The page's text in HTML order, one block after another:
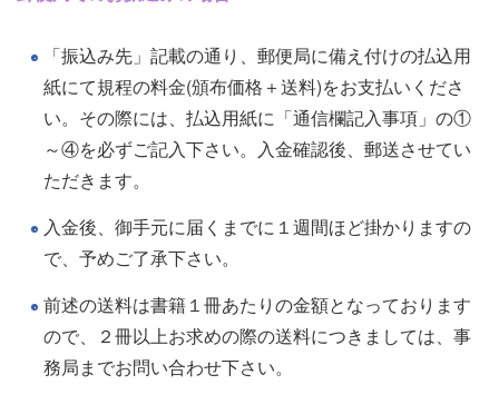
「振込み先」記載の通り、郵便局に備え付けの払込用
紙にて規程の料金(頒布価格＋送料)をお支払いくださ
い。その際には、払込用紙に「通信欄記入事項」の①
～④を必ずご記入下さい。入金確認後、郵送させてい
ただきます。
入金後、御手元に届くまでに１週間ほど掛かりますの
で、予めご了承下さい。
前述の送料は書籍１冊あたりの金額となっております
ので、２冊以上お求めの際の送料につきましては、事
務局までお問い合わせ下さい。